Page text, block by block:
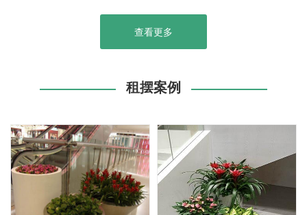
查看更多
租摆案例